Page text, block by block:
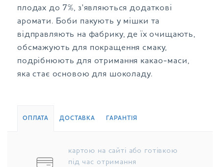
плодах до 7%, з'являються додаткові
аромати. Боби пакують у мішки та
відправляють на фабрику, де їх очищають,
обсмажують для покращення смаку,
подрібнюють для отримання какао-маси,
яка стає основою для шоколаду.
ОПЛАТА ДОСТАВКА ГАРАНТІЯ
картою на сайті або готівкою
під час отримання